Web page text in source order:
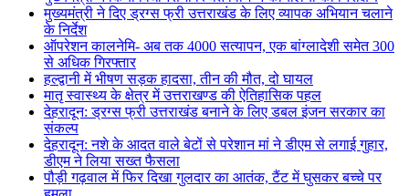
मुख्यमंत्री ने दिए ड्रग्स फ्री उत्तराखंड के लिए व्यापक अभियान चलाने
के निर्देश
ऑपरेशन कालनेमि- अब तक 4000 सत्यापन, एक बांग्लादेशी समेत 300
से अधिक गिरफ्तार
हल्द्वानी में भीषण सड़क हादसा, तीन की मौत, दो घायल
मातृ स्वास्थ्य के क्षेत्र में उत्तराखण्ड की ऐतिहासिक पहल
देहरादून: ड्रग्स फ्री उत्तराखंड बनाने के लिए डबल इंजन सरकार का
संकल्प
देहरादून: नशे के आदत वाले बेटों से परेशान मां ने डीएम से लगाई गुहार,
डीएम ने लिया सख्त फैसला
पौड़ी गढ़वाल में फिर दिखा गुलदार का आतंक, टैंट में घुसकर बच्चे पर